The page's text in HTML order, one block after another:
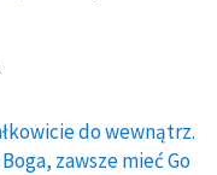
do wewnątrz.
zawsze mieć Go